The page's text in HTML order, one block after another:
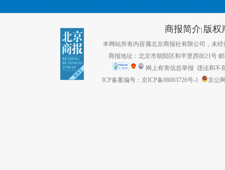
商报简介| 版权
本网站所有内容属北京商报社有限公司，未经
商报地址：北京市朝阳区和平里西街21号
网上有害信息举报 违法和不
ICP备案编号：京ICP备08003726号-1
京公